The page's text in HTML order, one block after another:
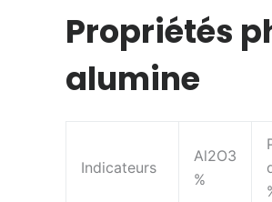
Propriétés
alumine
Indicateurs
Al2O3
%